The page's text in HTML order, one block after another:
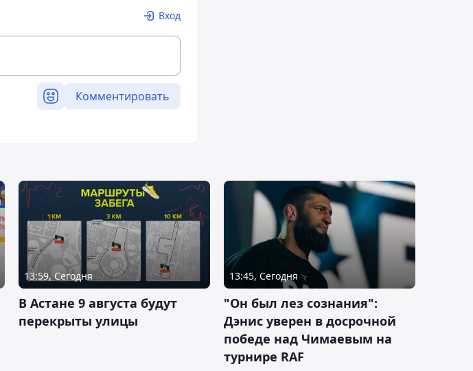
Вход
Комментировать
13:59, Сегодня
В Астане 9 августа будут
перекрыты улицы
13:45, Сегодня
"Он был лез сознания":
Дэнис уверен в досрочной
победе над Чимаевым на
турнире RAF